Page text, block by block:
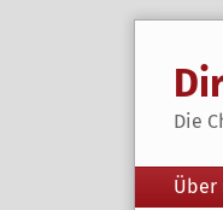
Die
Über